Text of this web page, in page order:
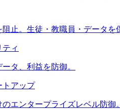
止。生徒・教職員・データを
ィ
タ、利益を防御。
トアップ
エンタープライズレベル防御。